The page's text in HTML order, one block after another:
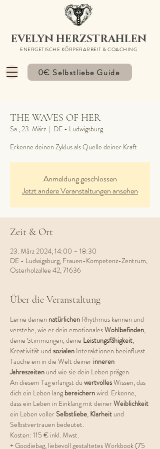
ENERGETISCHE KÖRPERARBEIT & COACHING
EVELYN HERZSTRAHLEN
0€ Selbstliebe Guide
THE WAVES OF HER
Sa., 23. März
  |
DE - Ludwigsburg
Erkenne deinen Zyklus als Quelle deiner Kraft
Anmeldung geschlossen
Jetzt andere Veranstaltungen ansehen
Zeit & Ort
23. März 2024, 14:00 – 18:30
DE - Ludwigsburg, Frauen-Kompetenz-Zentrum,
Osterholzallee 42, 71636
Über die Veranstaltung
Lerne deinen natürlichen Rhythmus kennen und
verstehe, wie er dein emotionales Wohlbefinden,
deine Stimmungen, deine Leistungsfähigkeit,
Kreativität und sozialen Interaktionen beeinflusst.
Tauche ein in die Welt deiner inneren
Jahreszeiten und wie sie dein Leben prägen.
An diesem Tag erlangst du wertvolles Wissen, das
dich ein Leben lang bereichern wird. Erkenne,
dass ein Leben in Einklang mit deiner Weiblichkeit
ein Leben voller Selbstliebe, Klarheit und
Selbstvertrauen bedeutet.
Kosten: 115 € inkl. Mwst.
+ Goodiebag, liebevoll gestaltetes Workbook (75